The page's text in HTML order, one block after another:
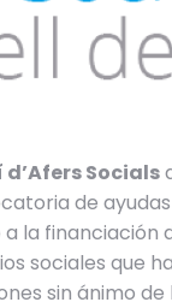
Socials
de
la financiación
sociales que
sin ánimo de